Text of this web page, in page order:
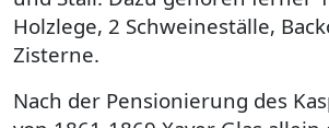
Holzlege, 2 Schweineställe,
Zisterne.
Nach der Pensionierung des